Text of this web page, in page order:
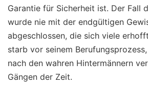
Garantie für Sicherheit ist. Der Fall
wurde nie mit der endgültigen
abgeschlossen, die sich viele
starb vor seinem
nach den wahren Hintermännern
Gängen der Zeit.